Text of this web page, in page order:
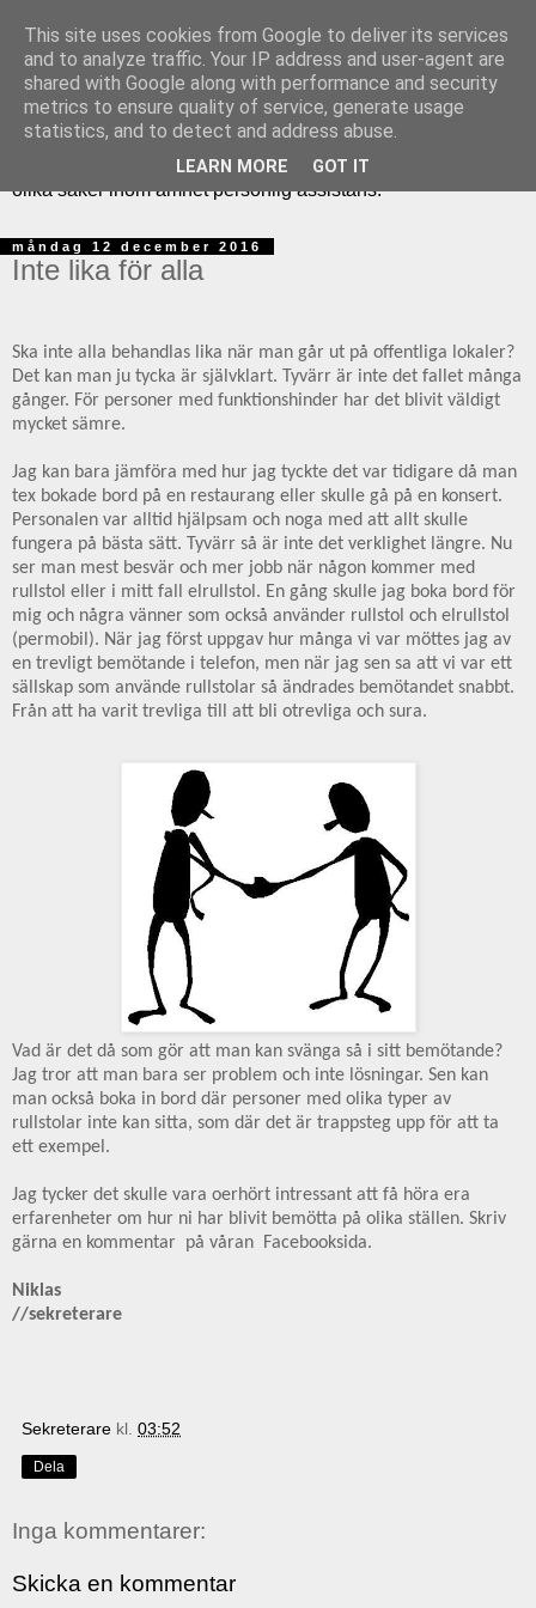
Assistansjuristerna är en fullservicebyrå och vi hjälper
personer med funktionshinder med ärenden att ansöka och
överklaga personlig assistans och assistansersättning. Här
på assistansjuristernas blogg kan du följa våra tankar kring
olika saker inom ämnet personlig assistans.
måndag 12 december 2016
Inte lika för alla
Ska inte alla behandlas lika när man går ut på offentliga lokaler?
Det kan man ju tycka är självklart. Tyvärr är inte det fallet många
gånger. För personer med funktionshinder har det blivit väldigt
mycket sämre.
Jag kan bara jämföra med hur jag tyckte det var tidigare då man
tex bokade bord på en restaurang eller skulle gå på en konsert.
Personalen var alltid hjälpsam och noga med att allt skulle
fungera på bästa sätt. Tyvärr så är inte det verklighet längre. Nu
ser man mest besvär och mer jobb när någon kommer med
rullstol eller i mitt fall elrullstol. En gång skulle jag boka bord för
mig och några vänner som också använder rullstol och elrullstol
(permobil). När jag först uppgav hur många vi var möttes jag av
en trevligt bemötande i telefon, men när jag sen sa att vi var ett
sällskap som använde rullstolar så ändrades bemötandet snabbt.
Från att ha varit trevliga till att bli otrevliga och sura.
Vad är det då som gör att man kan svänga så i sitt bemötande?
Jag tror att man bara ser problem och inte lösningar. Sen kan
man också boka in bord där personer med olika typer av
rullstolar inte kan sitta, som där det är trappsteg upp för att ta
ett exempel.
Jag tycker det skulle vara oerhört intressant att få höra era
erfarenheter om hur ni har blivit bemötta på olika ställen. Skriv
gärna en kommentar på våran
Facebooksida.
Niklas
//sekreterare
Sekreterare kl. 03:52
Dela
Inga kommentarer:
Skicka en kommentar
This site uses cookies from Google to deliver its services
and to analyze traffic. Your IP address and user-agent are
shared with Google along with performance and security
metrics to ensure quality of service, generate usage
statistics, and to detect and address abuse.
LEARN MORE GOT IT